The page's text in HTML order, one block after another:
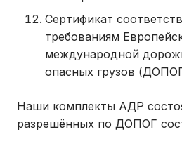
Сертификат
требованиям
международной
опасных грузов
Наши комплекты АДР
разрешённых по ДОПОГ